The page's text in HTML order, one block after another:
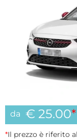
da € 25.00*
*Il prezzo è riferito